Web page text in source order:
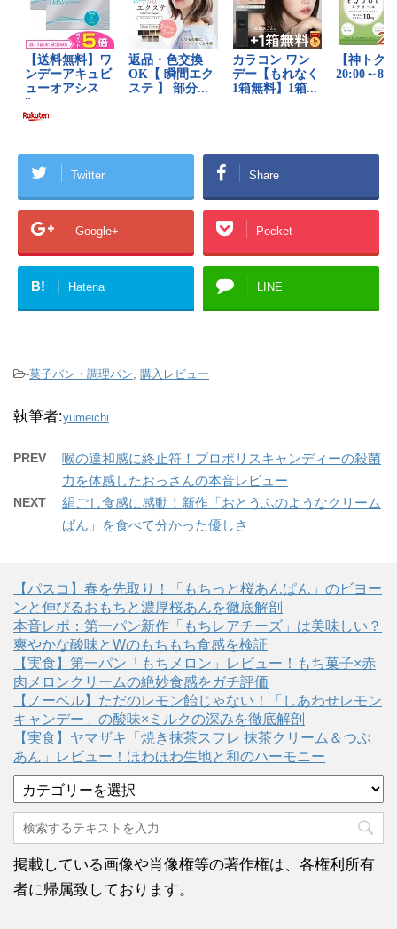
Twitter Share
Google+ Pocket
B! Hatena LINE
-菓子パン・調理パン 購入レビュー
執筆者:yumeichi
PREV
喉の違和感に終止符！プロポリスキャンディーの殺菌
力を体感したおっさんの本音レビュー
NEXT
絹ごし食感に感動！新作「おとうふのようなクリーム
ぱん」を食べて分かった優しさ
【パスコ】春を先取り！「もちっと桜あんぱん」のビヨー
ンと伸びるおもちと濃厚桜あんを徹底解剖
本音レポ：第一パン新作「もちレアチーズ」は美味しい？
爽やかな酸味とWのもちもち食感を検証
【実食】第一パン「もちメロン」レビュー！もち菓子×赤
肉メロンクリームの絶妙食感をガチ評価
【ノーベル】ただのレモン飴じゃない！「しあわせレモン
キャンデー」の酸味×ミルクの深みを徹底解剖
【実食】ヤマザキ「焼き抹茶スフレ 抹茶クリーム＆つぶ
あん」レビュー！ほわほわ生地と和のハーモニー
テ
ゴ
リ
ー
掲載している画像や肖像権等の著作権は、各権利所有
者に帰属致しております。